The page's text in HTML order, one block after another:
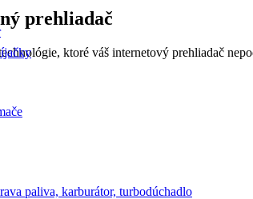
paliva, karburátor, turbodúchadlo
prehliadač
ktoré váš internetový prehliadač